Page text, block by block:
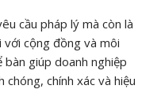
cầu pháp lý mà còn là
với cộng đồng và môi
giúp doanh nghiệp
chính xác và hiệu